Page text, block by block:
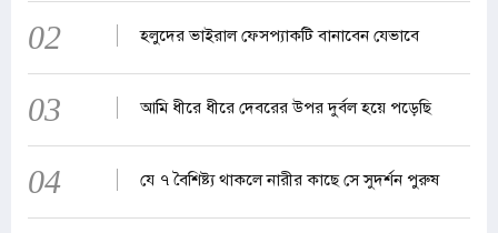
02 হলুদের ভাইরাল ফেসপ্যাকটি বানাবেন যেভাবে
03 আমি ধীরে ধীরে দেবরের উপর দুর্বল হয়ে পড়েছি
04 যে ৭ বৈশিষ্ট্য থাকলে নারীর কাছে সে সুদর্শন পুরুষ